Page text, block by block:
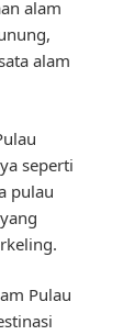
alam
alam
seperti
pulau
Pulau